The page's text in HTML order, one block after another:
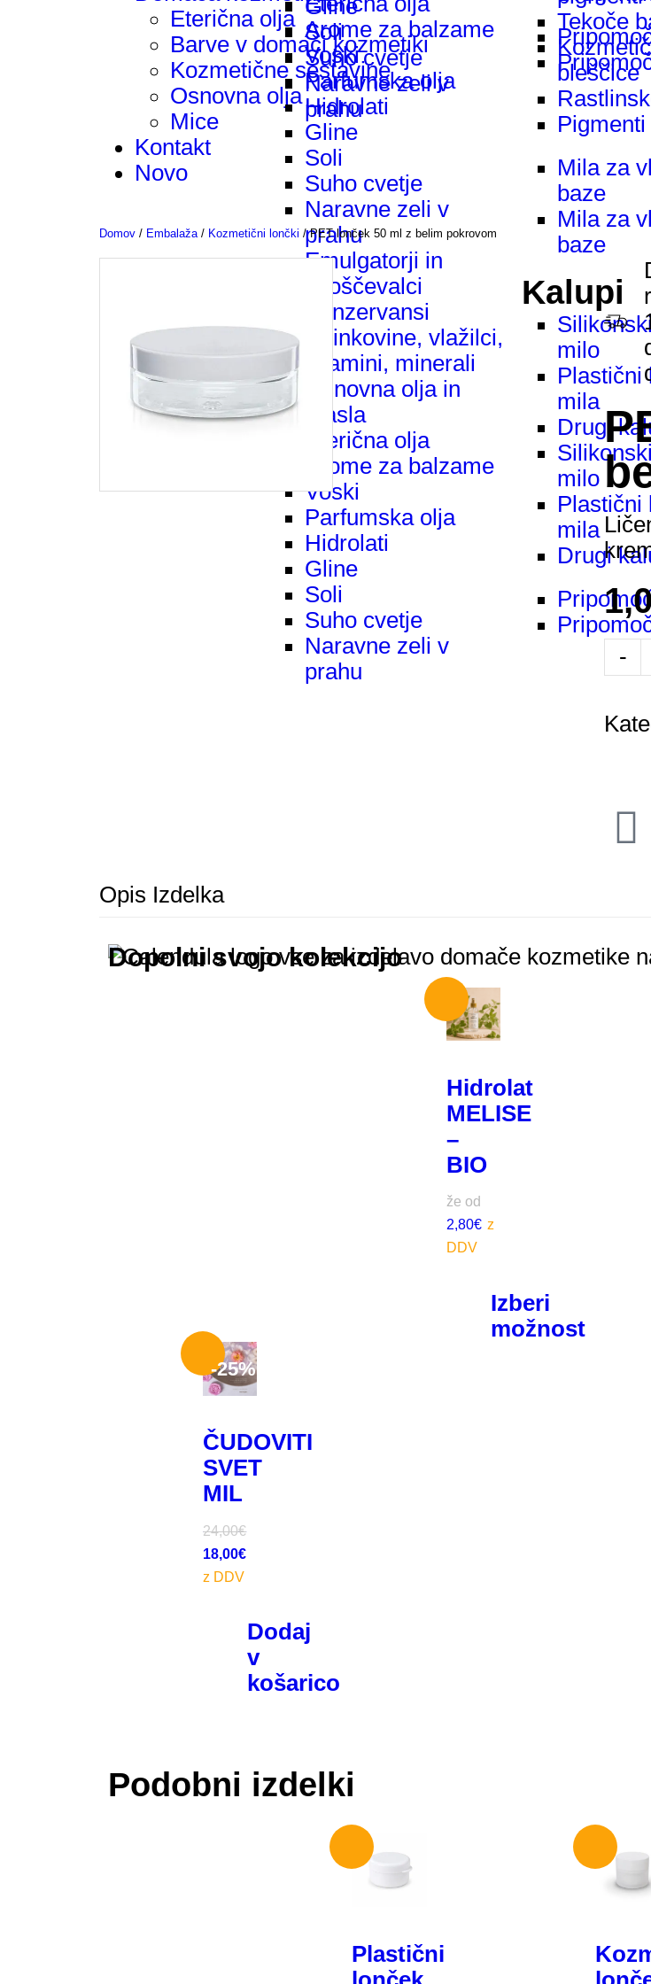
Gline
Soli
Suho cvetje
Naravne zeli v
prahu
Arome za balzame
Voski
Parfumska olja
Hidrolati
Gline
Soli
Suho cvetje
Naravne zeli v
prahu
Emulgatorji in
zgoščevalci
Konzervansi
Učinkovine, vlažilci,
vitamini, minerali
Osnovna olja in
masla
Eterična olja
Arome za balzame
Voski
Parfumska olja
Hidrolati
Gline
Soli
Suho cvetje
Naravne zeli v
prahu
Tekoče
bleščice
Pigmenti
Mila za
baze
Mila za
baze
Kalupi
milo
Plastični
mila
Drugi
milo
Plastični
mila
Drugi
Eterična olja
Barve v domači kozmetiki
Kozmetične sestavine
Osnovna olja
Mice
Kontakt
Novo
Domov / Embalaža / Kozmetični lončki / PET lonček 50 ml z belim pokrovom
-
Opis Izdelka
Dopolni svojo kolekcijo
Hidrolat
MELISE
–
BIO
že od
2,80€
Izberi
možnost
-25%
ČUDOVITI
SVET
MIL
24,00€
18,00€
Dodaj
v
košarico
Podobni izdelki
Plastični